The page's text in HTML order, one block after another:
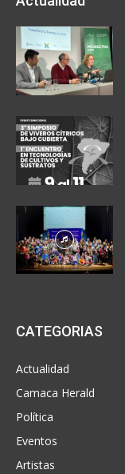
CATEGORIAS
Actualidad
Camaca Herald
Política
Eventos
Artistas